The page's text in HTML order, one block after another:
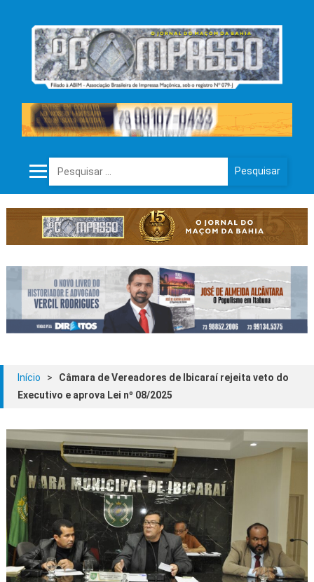
Pesquisar por:
Início >
Câmara de Vereadores de Ibicaraí rejeita veto do
Executivo e aprova Lei nº 08/2025